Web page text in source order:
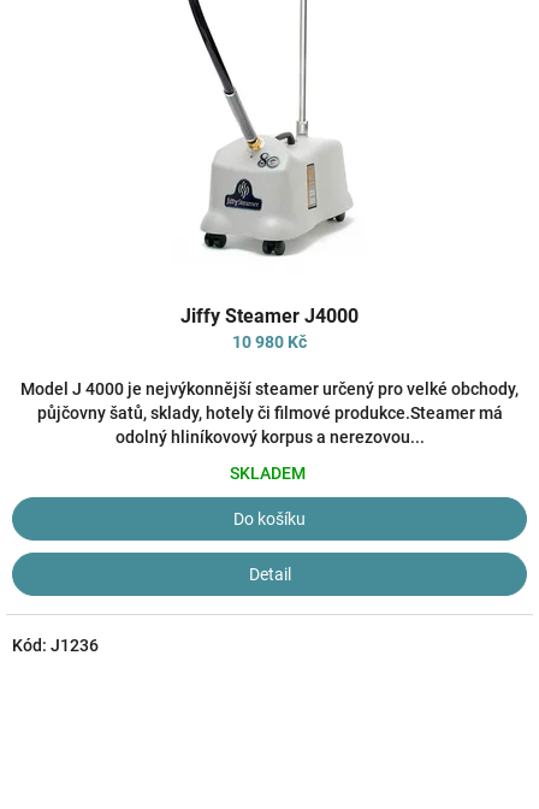
hodnocení
produktu
3,5
z
5
Jiffy Steamer J4000
10 980 Kč
Model J 4000 je nejvýkonnější steamer určený pro velké obchody,
půjčovny šatů, sklady, hotely či filmové produkce.Steamer má
odolný hliníkovový korpus a nerezovou...
SKLADEM
Do košíku
Detail
Kód: J1236